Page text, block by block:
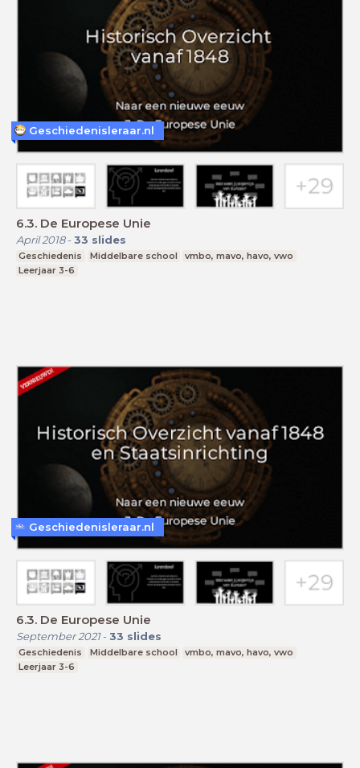
6.3. De Europese Unie
April 2018- 33 slides
Geschiedenis Middelbare school
vmbo, mavo, havo, vwo
Leerjaar 3-6
Geschiedenisleraar.nl
6.3. De Europese Unie
September 2021- 33 slides
Geschiedenis Middelbare school
vmbo, mavo, havo, vwo
Leerjaar 3-6
Geschiedenisleraar.nl